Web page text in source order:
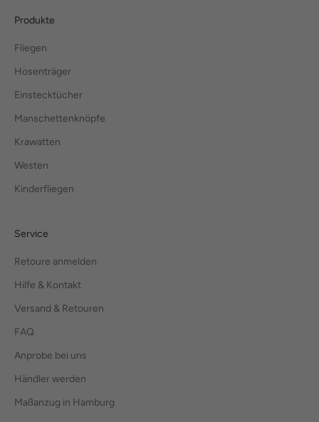
Produkte
Fliegen
Hosenträger
Einstecktücher
Manschettenknöpfe
Krawatten
Westen
Kinderfliegen
Service
Retoure anmelden
Hilfe & Kontakt
Versand & Retouren
FAQ
Anprobe bei uns
Händler werden
Maßanzug in Hamburg